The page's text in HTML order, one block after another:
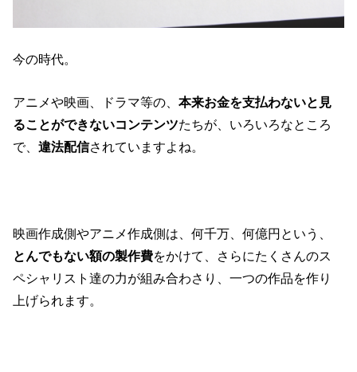
今の時代。
アニメや映画、ドラマ等の、本来お金を支払わないと見
ることができないコンテンツたちが、いろいろなところ
で、違法配信されていますよね。
映画作成側やアニメ作成側は、何千万、何億円という、
とんでもない額の製作費をかけて、さらにたくさんのス
ペシャリスト達の力が組み合わさり、一つの作品を作り
上げられます。